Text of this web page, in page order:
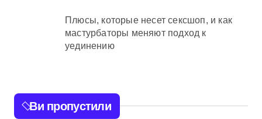
Плюсы, которые несет сексшоп, и как
мастурбаторы меняют подход к
уединению
Ви пропустили